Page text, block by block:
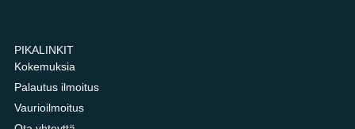
PIKALINKIT
Kokemuksia
Palautus ilmoitus
Vaurioilmoitus